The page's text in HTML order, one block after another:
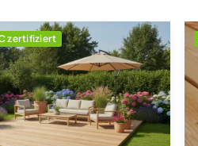
zertifiziert